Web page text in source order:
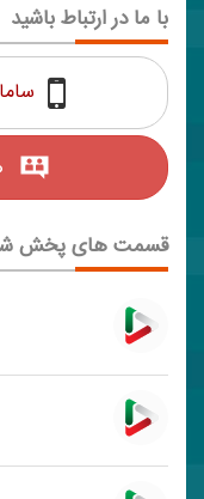
قسمت های پخش
با ما در ارتباط باشید